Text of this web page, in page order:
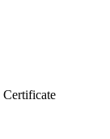
Certificate